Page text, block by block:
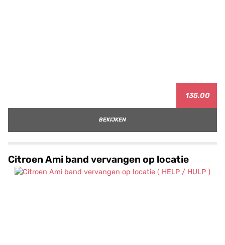
135.00
BEKIJKEN
Citroen Ami band vervangen op locatie